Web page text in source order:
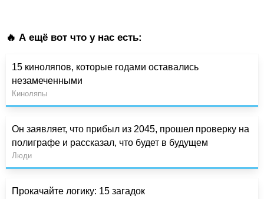
🔥 А ещё вот что у нас есть:
15 киноляпов, которые годами оставались
незамеченными
Киноляпы
Он заявляет, что прибыл из 2045, прошел проверку на
полиграфе и рассказал, что будет в будущем
Люди
Прокачайте логику: 15 загадок